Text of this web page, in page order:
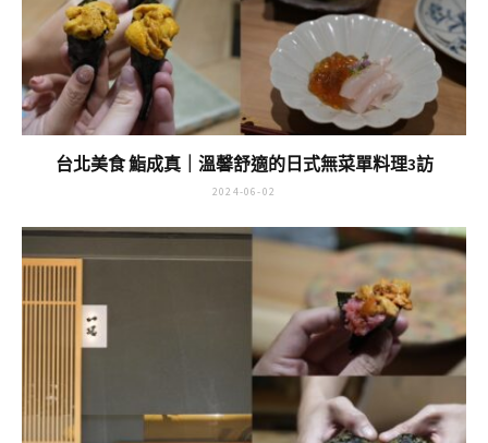
台北美食 鮨成真｜溫馨舒適的日式無菜單料理3訪
2024-06-02